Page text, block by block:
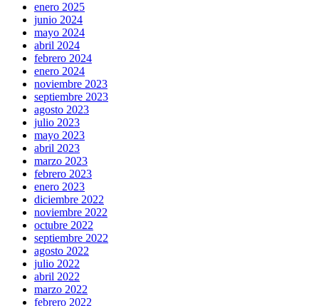
enero 2025
junio 2024
mayo 2024
abril 2024
febrero 2024
enero 2024
noviembre 2023
septiembre 2023
agosto 2023
julio 2023
mayo 2023
abril 2023
marzo 2023
febrero 2023
enero 2023
diciembre 2022
noviembre 2022
octubre 2022
septiembre 2022
agosto 2022
julio 2022
abril 2022
marzo 2022
febrero 2022